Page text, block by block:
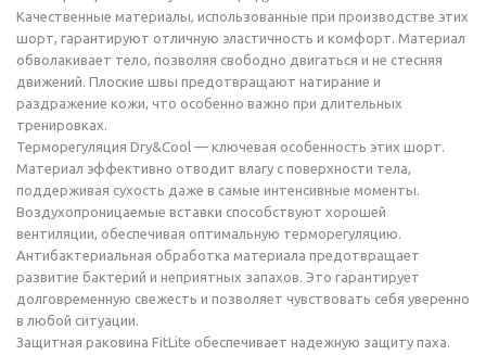
Качественные материалы, использованные при производстве этих
шорт, гарантируют отличную эластичность и комфорт. Материал
обволакивает тело, позволяя свободно двигаться и не стесняя
движений. Плоские швы предотвращают натирание и
раздражение кожи, что особенно важно при длительных
тренировках.
Терморегуляция Dry&Cool — ключевая особенность этих шорт.
Материал эффективно отводит влагу с поверхности тела,
поддерживая сухость даже в самые интенсивные моменты.
Воздухопроницаемые вставки способствуют хорошей
вентиляции, обеспечивая оптимальную терморегуляцию.
Антибактериальная обработка материала предотвращает
развитие бактерий и неприятных запахов. Это гарантирует
долговременную свежесть и позволяет чувствовать себя уверенно
в любой ситуации.
Защитная раковина FitLite обеспечивает надежную защиту паха.